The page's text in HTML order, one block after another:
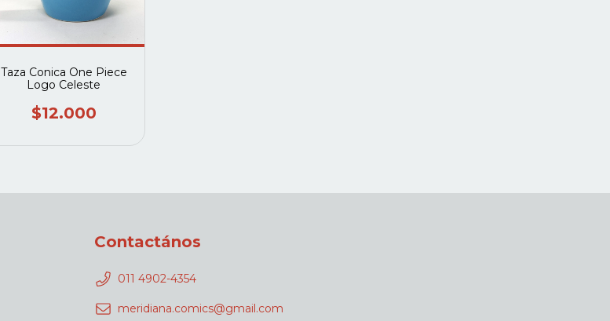
Taza Conica One Piece
Logo Celeste
$12.000
Contactános
011 4902-4354
meridiana.comics@gmail.com